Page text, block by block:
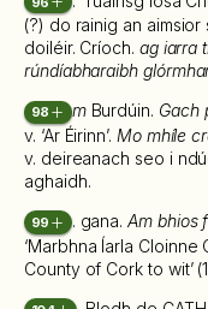
(?) do rainig an aimsior
doiléir. Críoch. ag iarra
rúndíabharaibh
98 mBurdúin. Gach
v. ‘Ar Éirinn’. Mo mhíle
v. deireanach seo i
aghaidh.
99 . gana.Am bhios
‘Marbhna Íarla Cloinne
County of Cork to wit’